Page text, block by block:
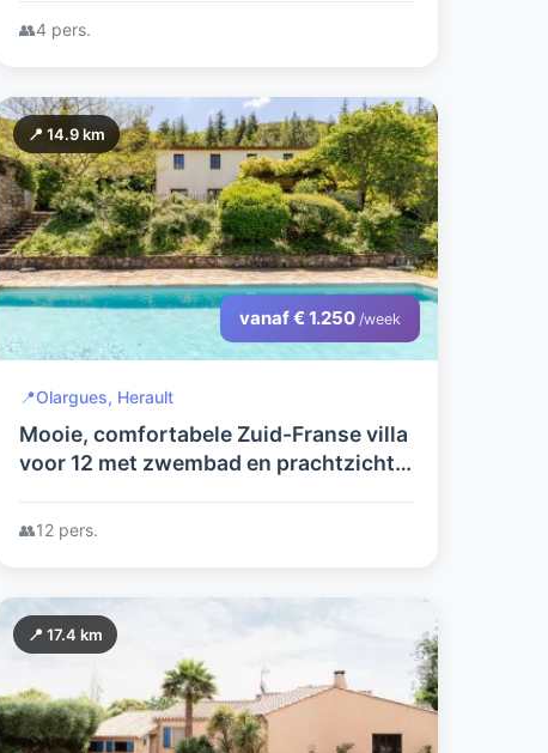
👥4 pers.
📍 14.9 km
vanaf € 1.250 /week
📍Olargues, Herault
Mooie, comfortabele Zuid-Franse villa
voor 12 met zwembad en prachtzicht
👥12 pers.
📍 17.4 km